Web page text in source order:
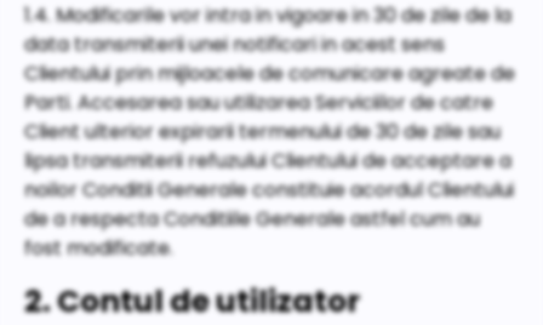
1.4. Modificarile vor intra in vigoare in 30 de zile de la
data transmiterii unei notificari in acest sens
Clientului prin mijloacele de comunicare agreate de
Parti. Accesarea sau utilizarea Serviciilor de catre
Client ulterior expirarii termenului de 30 de zile sau
lipsa transmiterii refuzului Clientului de acceptare a
noilor Conditii Generale constituie acordul Clientului
de a respecta Conditiile Generale astfel cum au
fost modificate.
2. Contul de utilizator